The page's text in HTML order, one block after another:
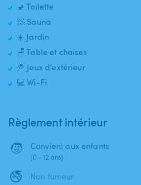
🚽 Toilette
🧖 Sauna
☀️ Jardin
🪑 Table et chaises
🥏 Jeux d'extérieur
💻 Wi-Fi
Règlement intérieur
🧒 Convient aux enfants
(0 - 12 ans)
🚭 Non fumeur